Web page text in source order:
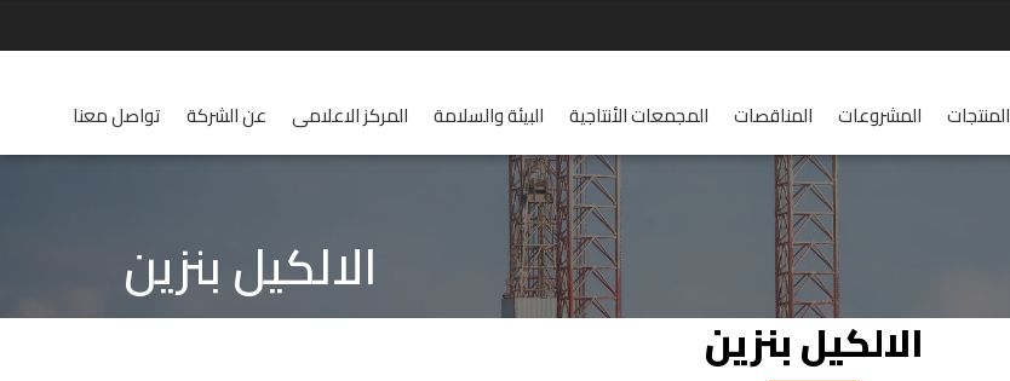
تواصل معنا عن الشركة المركز الاعلامى البيئة والسلامة المجمعات الأنتاجية المناقصات المشروعات المنتجات
الالكيل بنزين
الالكيل بنزين